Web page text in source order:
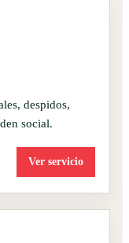
despidos,
social.
Ver servicio